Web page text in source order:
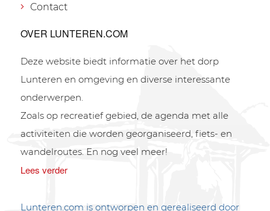
Contact
OVER LUNTEREN.COM
Deze website biedt informatie over het dorp
Lunteren en omgeving en diverse interessante
onderwerpen.
Zoals op recreatief gebied, de agenda met alle
activiteiten die worden georganiseerd, fiets- en
wandelroutes. En nog veel meer!
Lees verder
Lunteren.com is ontworpen en gerealiseerd door